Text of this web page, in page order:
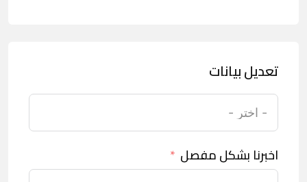
تعديل بيانات
اخبرنا بشكل مفصل